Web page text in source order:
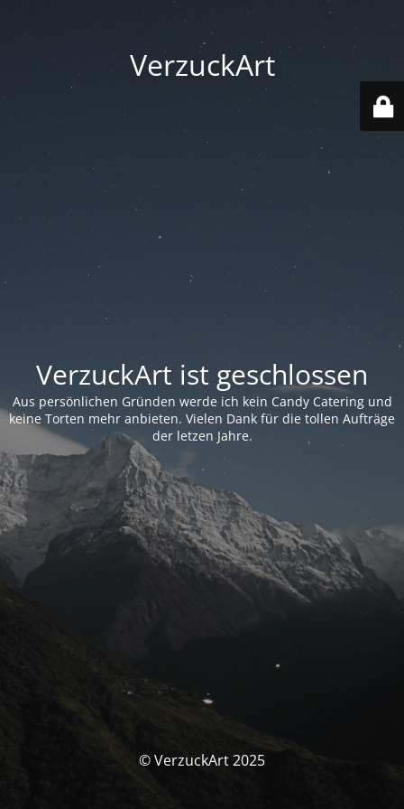
VerzuckArt
VerzuckArt ist geschlossen
Aus persönlichen Gründen werde ich kein Candy Catering und
keine Torten mehr anbieten. Vielen Dank für die tollen Aufträge
der letzen Jahre.
© VerzuckArt 2025